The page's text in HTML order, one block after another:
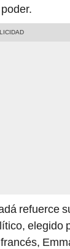
refuerce
elegido